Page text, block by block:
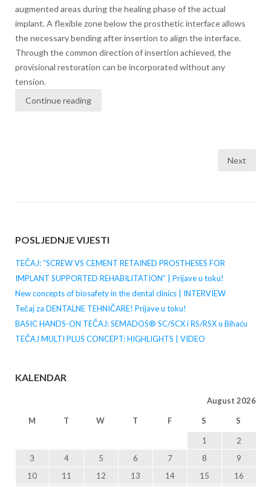
augmented areas during the healing phase of the actual
implant. A flexible zone below the prosthetic interface allows
the necessary bending after insertion to align the interface.
Through the common direction of insertion achieved, the
provisional restoration can be incorporated without any
tension.
Continue reading
Next
POSLJEDNJE VIJESTI
TEČAJ: “SCREW VS CEMENT RETAINED PROSTHESES FOR
IMPLANT SUPPORTED REHABILITATION” | Prijave u toku!
New concepts of biosafety in the dental clinics | INTERVIEW
Tečaj za DENTALNE TEHNIČARE! Prijave u toku!
BASIC HANDS-ON TEČAJ: SEMADOS® SC/SCX i RS/RSX u Bihaću
TEČAJ MULTI PLUS CONCEPT: HIGHLIGHTS | VIDEO
KALENDAR
August 2026
M T W T F S S
1
2
3
4 5 6 7 8
9
10
11 12 13 14 15
16